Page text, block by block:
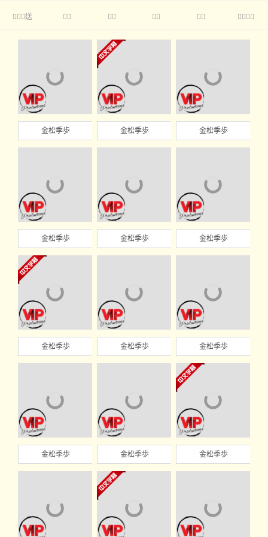
送     
金松季歩 金松季歩 金松季歩
金松季歩 金松季歩 金松季歩
金松季歩 金松季歩 金松季歩
金松季歩 金松季歩 金松季歩